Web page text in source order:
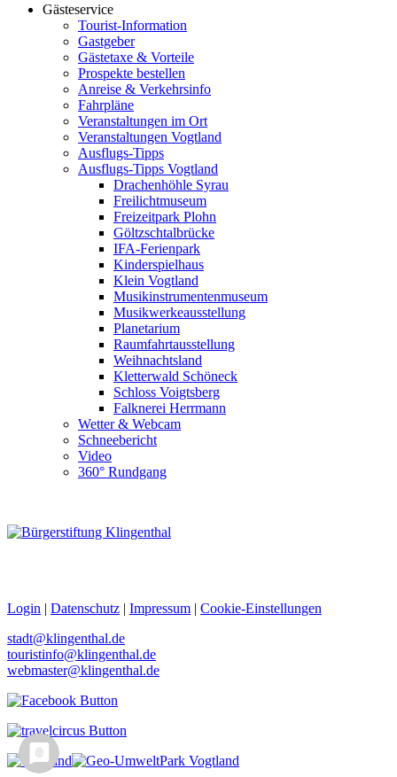
Gästeservice
Tourist-Information
Gastgeber
Gästetaxe & Vorteile
Prospekte bestellen
Anreise & Verkehrsinfo
Fahrpläne
Veranstaltungen im Ort
Veranstaltungen Vogtland
Ausflugs-Tipps
Ausflugs-Tipps Vogtland
Drachenhöhle Syrau
Freilichtmuseum
Freizeitpark Plohn
Göltzschtalbrücke
IFA-Ferienpark
Kinderspielhaus
Klein Vogtland
Musikinstrumentenmuseum
Musikwerkeausstellung
Planetarium
Raumfahrtausstellung
Weihnachtsland
Kletterwald Schöneck
Schloss Voigtsberg
Falknerei Herrmann
Wetter & Webcam
Schneebericht
Video
360° Rundgang
Login | Datenschutz | Impressum | Cookie-Einstellungen
stadt@klingenthal.de
touristinfo@klingenthal.de
webmaster@klingenthal.de